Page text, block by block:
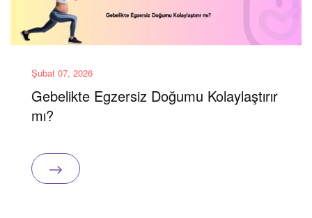
Şubat 07, 2026
Gebelikte Egzersiz Doğumu Kolaylaştırır
mı?